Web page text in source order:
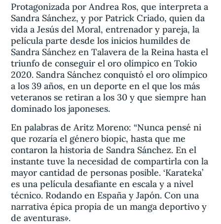
Protagonizada por Andrea Ros, que interpreta a
Sandra Sánchez, y por Patrick Criado, quien da
vida a Jesús del Moral, entrenador y pareja, la
película parte desde los inicios humildes de
Sandra Sánchez en Talavera de la Reina hasta el
triunfo de conseguir el oro olímpico en Tokio
2020. Sandra Sánchez conquistó el oro olímpico
a los 39 años, en un deporte en el que los más
veteranos se retiran a los 30 y que siempre han
dominado los japoneses.
En palabras de Aritz Moreno: “Nunca pensé ni
que rozaría el género biopic, hasta que me
contaron la historia de Sandra Sánchez. En el
instante tuve la necesidad de compartirla con la
mayor cantidad de personas posible. ‘Karateka’
es una película desafiante en escala y a nivel
técnico. Rodando en España y Japón. Con una
narrativa épica propia de un manga deportivo y
de aventuras».